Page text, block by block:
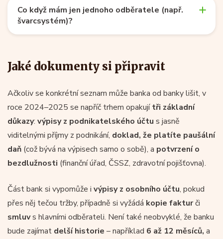
Co když mám jen jednoho odběratele (např.
švarcsystém)?
Jaké dokumenty si připravit
Ačkoliv se konkrétní seznam může banka od banky lišit, v
roce 2024–2025 se napříč trhem opakujítři základní
důkazy: výpisy z podnikatelského účtu s jasně
viditelnými příjmy z podnikání, doklad, že platíte paušální
daň (což bývá na výpisech samo o sobě), a potvrzení o
bezdlužnosti (finanční úřad, ČSSZ, zdravotní pojišťovna).
Část bank si vypomůže i výpisy z osobního účtu, pokud
přes něj tečou tržby, případně si vyžádá kopie fakturči
smluvs hlavními odběrateli. Není také neobvyklé, že banku
bude zajímat delší historie – například 6 až 12 měsíců, a